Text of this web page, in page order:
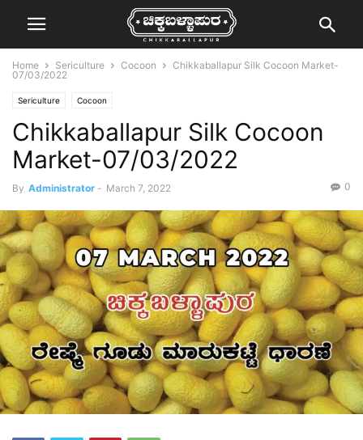
Home Sericulture Cocoon
Chikkaballapur Silk Cocoon Market-
07/03/2022
Sericulture Cocoon
Chikkaballapur Silk Cocoon
Market-07/03/2022
By Administrator - March 7, 2022 0